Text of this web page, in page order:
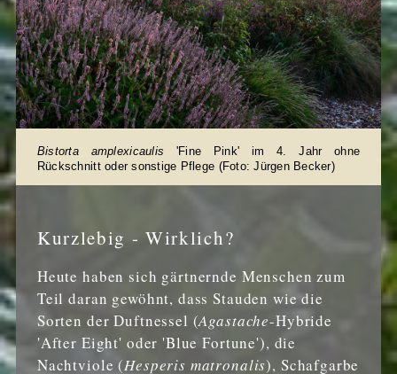
Bistorta amplexicaulis 'Fine Pink' im 4. Jahr ohne
Rückschnitt oder sonstige Pflege (Foto: Jürgen Becker)
Kurzlebig - Wirklich?
Heute haben sich gärtnernde Menschen zum
Teil daran gewöhnt, dass Stauden wie die
Sorten der Duftnessel (Agastache-Hybride
'After Eight' oder 'Blue Fortune'), die
Nachtviole (Hesperis matronalis), Schafgarbe